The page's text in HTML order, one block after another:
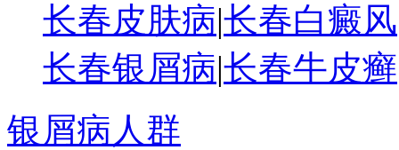
长春皮肤病|长春白癜风
长春银屑病|长春牛皮癣
银屑病人群